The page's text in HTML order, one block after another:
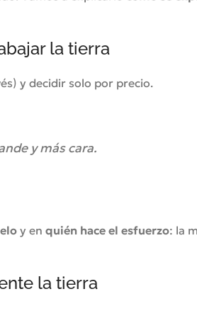
la tierra
y decidir solo por precio.
y más cara.
y en quién hace el esfuerzo: la
la tierra